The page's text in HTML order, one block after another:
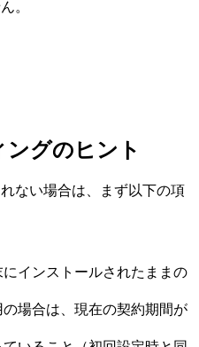
。
ングのヒント
ない場合は、まず以下の項
インストールされたままの
場合は、現在の契約期間が